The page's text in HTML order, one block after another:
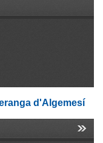
d'Algemesí